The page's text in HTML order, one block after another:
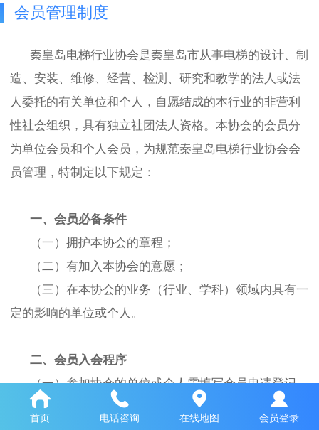
会员管理制度
秦皇岛电梯行业协会是秦皇岛市从事电梯的设计、制
造、安装、维修、经营、检测、研究和教学的法人或法
人委托的有关单位和个人，自愿结成的本行业的非营利
性社会组织，具有独立社团法人资格。本协会的会员分
为单位会员和个人会员，为规范秦皇岛电梯行业协会会
员管理，特制定以下规定：
一、会员必备条件
（一）拥护本协会的章程；
（二）有加入本协会的意愿；
（三）在本协会的业务（行业、学科）领域内具有一
定的影响的单位或个人。
二、会员入会程序
（一）参加协会的单位或个人需填写会员申请登记
表；
首页 电话咨询 在线地图 会员登录